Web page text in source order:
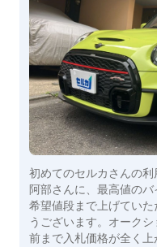
初めてのセルカさんの
阿部さんに、最高値のバ
希望値段まで上げてい
うございます。オーク
前まで入札価格が全く